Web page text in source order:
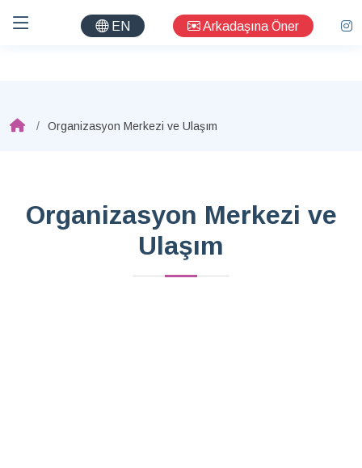
EN Arkadaşına Öner
Organizasyon Merkezi ve Ulaşım
Organizasyon Merkezi ve
Ulaşım